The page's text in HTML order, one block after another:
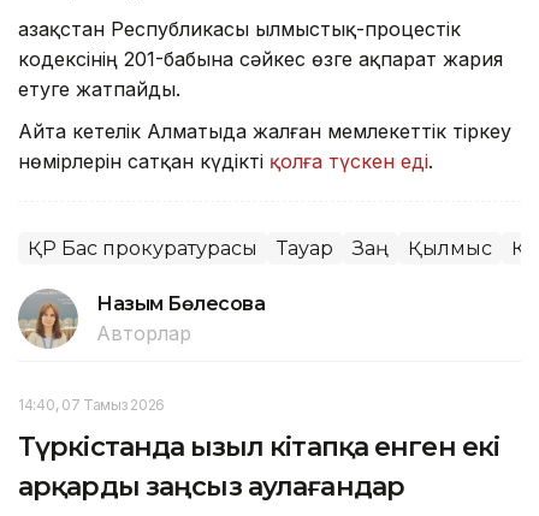
Қазақстан Республикасы Қылмыстық-процестік
кодексінің 201-бабына сәйкес өзге ақпарат жария
етуге жатпайды.
Айта кетелік Алматыда жалған мемлекеттік тіркеу
нөмірлерін сатқан күдікті қолға түскен еді.
ҚР Бас прокуратурасы Тауар Заң Қылмыс
Назым Бөлесова
Авторлар
14:40, 07 Тамыз 2026
Түркістанда Қызыл кітапқа енген екі
арқарды заңсыз аулағандар